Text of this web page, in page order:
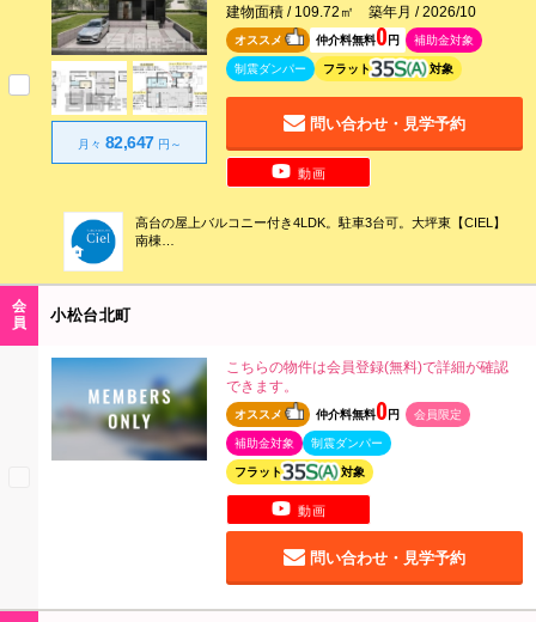
月々 82,647 円～
オススメ 仲介料無料0円 補助金対象
制震ダンパー フラット 対象
動画
建物面積 / 109.72㎡ 築年月 / 2026/10
問い合わせ・見学予約
高台の屋上バルコニー付き4LDK。駐車3台可。大坪東【CIEL】
南棟
オススメ 仲介料無料0 円 会員限定
補助金対象 制震ダンパー
フラット 対象
動画
会
員
小松台北町
こちらの物件は会員登録(無料)で詳細が確認
できます。
問い合わせ・見学予約